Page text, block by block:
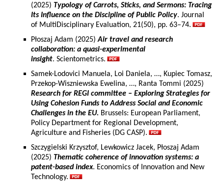
(2025) Typology of Carrots, Sticks, and Sermons: Tracing
Its Influence on the Discipline of Public Policy. Journal
of MultiDisciplinary Evaluation, 21(50), pp. 63–74.
Płoszaj Adam (2025)Air travel and research
collaboration: a quasi-experimental
insight. Scientometrics.
Samek-Lodovici Manuela, Loi Daniela, …, Kupiec Tomasz,
Przekop-Wiszniewska Ewelina, …, Ranta Tommi (2025)
Research for REGI committee – Exploring Strategies for
Using Cohesion Funds to Address Social and Economic
Challenges in the EU. Brussels: European Parliament,
Policy Department for Regional Development,
Agriculture and Fisheries (DG CASP).
Szczygielski Krzysztof, Lewkowicz Jacek, Płoszaj Adam
(2025) Thematic coherence of innovation systems: a
patent-based index. Economics of Innovation and New
Technology.